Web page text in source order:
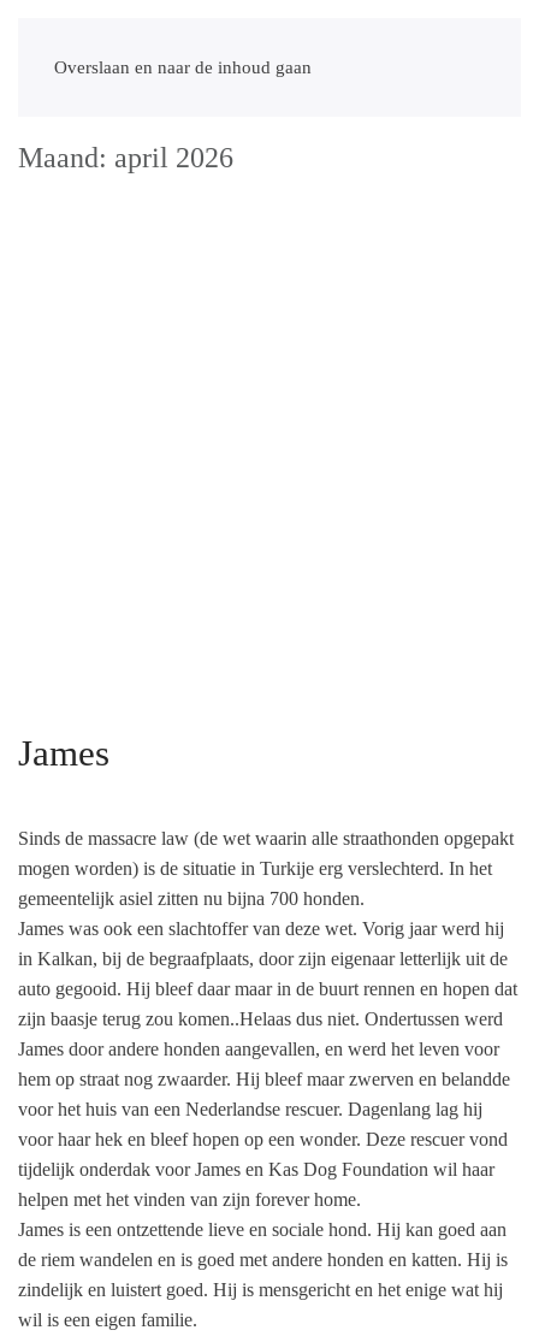
Overslaan en naar de inhoud gaan
Maand: april 2026
James
Sinds de massacre law (de wet waarin alle straathonden opgepakt
mogen worden) is de situatie in Turkije erg verslechterd. In het
gemeentelijk asiel zitten nu bijna 700 honden.
James was ook een slachtoffer van deze wet. Vorig jaar werd hij
in Kalkan, bij de begraafplaats, door zijn eigenaar letterlijk uit de
auto gegooid. Hij bleef daar maar in de buurt rennen en hopen dat
zijn baasje terug zou komen..Helaas dus niet. Ondertussen werd
James door andere honden aangevallen, en werd het leven voor
hem op straat nog zwaarder. Hij bleef maar zwerven en belandde
voor het huis van een Nederlandse rescuer. Dagenlang lag hij
voor haar hek en bleef hopen op een wonder. Deze rescuer vond
tijdelijk onderdak voor James en Kas Dog Foundation wil haar
helpen met het vinden van zijn forever home.
James is een ontzettende lieve en sociale hond. Hij kan goed aan
de riem wandelen en is goed met andere honden en katten. Hij is
zindelijk en luistert goed. Hij is mensgericht en het enige wat hij
wil is een eigen familie.